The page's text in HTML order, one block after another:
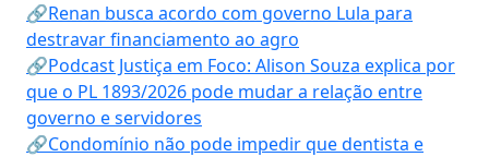
🔗Renan busca acordo com governo Lula para
destravar financiamento ao agro
🔗Podcast Justiça em Foco: Alison Souza explica por
que o PL 1893/2026 pode mudar a relação entre
governo e servidores
🔗Condomínio não pode impedir que dentista e